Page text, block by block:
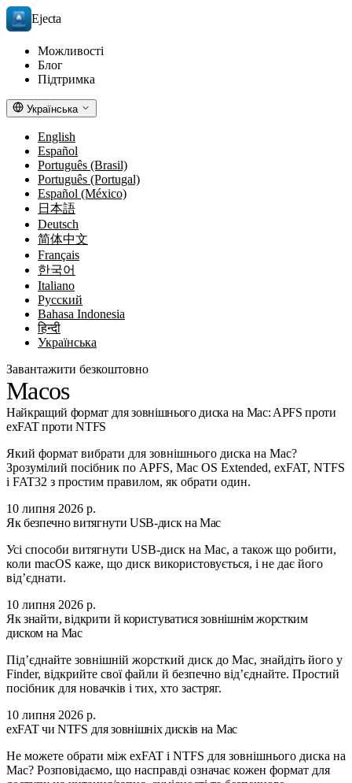
Ejecta
Можливості
Блог
Підтримка
Українська
English
Español
Português (Brasil)
Português (Portugal)
Español (México)
日本語
Deutsch
简体中文
Français
한국어
Italiano
Русский
Bahasa Indonesia
हिन्दी
Українська
Завантажити безкоштовно
Macos
Найкращий формат для зовнішнього диска на Mac: APFS проти
exFAT проти NTFS
Який формат вибрати для зовнішнього диска на Mac?
Зрозумілий посібник по APFS, Mac OS Extended, exFAT, NTFS
і FAT32 з простим правилом, як обрати один.
10 липня 2026 р.
Як безпечно витягнути USB-диск на Mac
Усі способи витягнути USB-диск на Mac, а також що робити,
коли macOS каже, що диск використовується, і не дає його
від’єднати.
10 липня 2026 р.
Як знайти, відкрити й користуватися зовнішнім жорстким
диском на Mac
Під’єднайте зовнішній жорсткий диск до Mac, знайдіть його у
Finder, відкрийте свої файли й безпечно від’єднайте. Простий
посібник для новачків і тих, хто застряг.
10 липня 2026 р.
exFAT чи NTFS для зовнішніх дисків на Mac
Не можете обрати між exFAT і NTFS для зовнішнього диска на
Mac? Розповідаємо, що насправді означає кожен формат для